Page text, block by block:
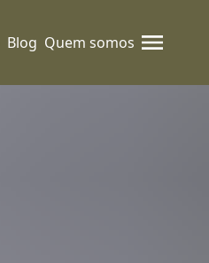
Blog Quem somos